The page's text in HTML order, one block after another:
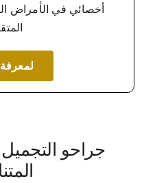
أخصائي في الأمراض
جراحو التجميل